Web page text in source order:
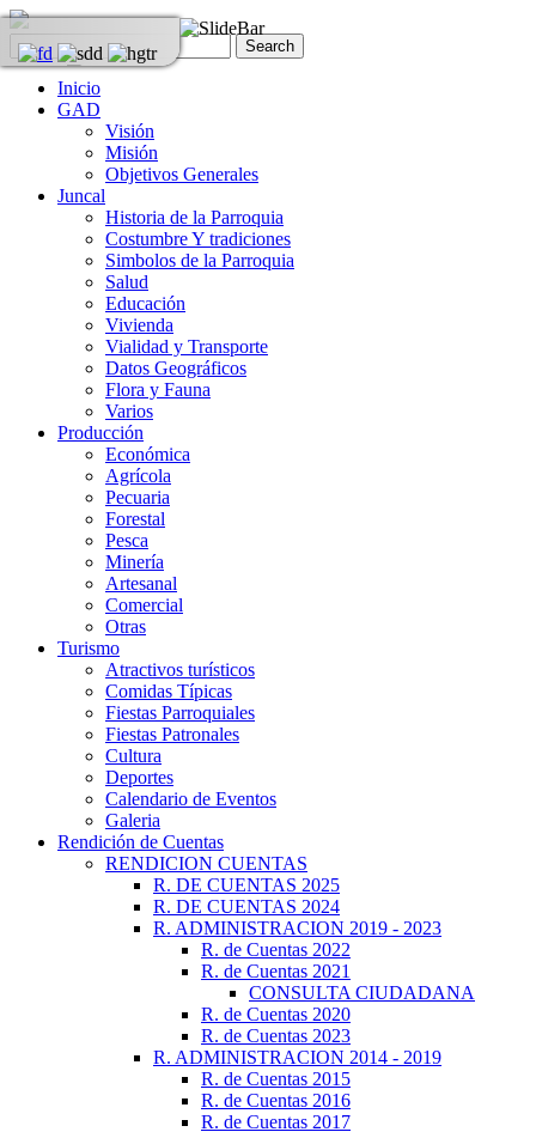
Inicio
GAD
Visión
Misión
Objetivos Generales
Juncal
Historia de la Parroquia
Costumbre Y tradiciones
Simbolos de la Parroquia
Salud
Educación
Vivienda
Vialidad y Transporte
Datos Geográficos
Flora y Fauna
Varios
Producción
Económica
Agrícola
Pecuaria
Forestal
Pesca
Minería
Artesanal
Comercial
Otras
Turismo
Atractivos turísticos
Comidas Típicas
Fiestas Parroquiales
Fiestas Patronales
Cultura
Deportes
Calendario de Eventos
Galeria
Rendición de Cuentas
RENDICION CUENTAS
R. DE CUENTAS 2025
R. DE CUENTAS 2024
R. ADMINISTRACION 2019 - 2023
R. de Cuentas 2022
R. de Cuentas 2021
CONSULTA CIUDADANA
R. de Cuentas 2020
R. de Cuentas 2023
R. ADMINISTRACION 2014 - 2019
R. de Cuentas 2015
R. de Cuentas 2016
R. de Cuentas 2017